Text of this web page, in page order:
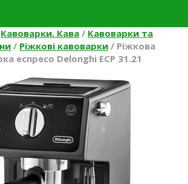
Кавоварки, Кава / Кавоварки та
/ Ріжкові кавоварки / Ріжкова
еспресо Delonghi ECP 31.21